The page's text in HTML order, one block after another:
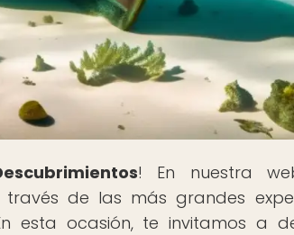
! En nuestra
de las más grandes
esta ocasión, te invitamos a